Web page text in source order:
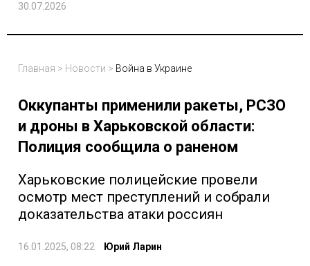
30.07.2026
Главная > Новости > Война в Украине
Оккупанты применили ракеты, РСЗО
и дроны в Харьковской области:
Полиция сообщила о раненом
Харьковские полицейские провели
осмотр мест преступлений и собрали
доказательства атаки россиян
16.01.2025, 08:22 Юрий Ларин